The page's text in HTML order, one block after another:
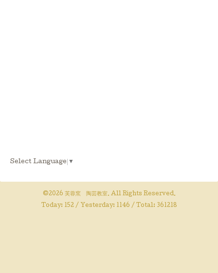
Select Language ▼
©2026 芙蓉窯 陶芸教室. All Rights Reserved.
Today: 152/ Yesterday: 1146 / Total: 361218